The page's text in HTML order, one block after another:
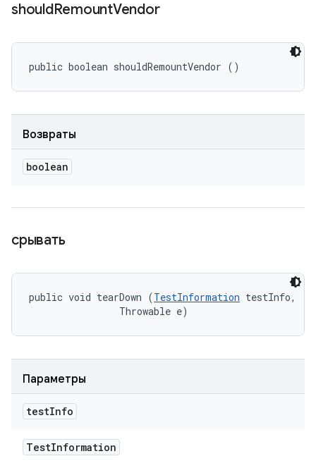
shouldRemountVendor
public boolean shouldRemountVendor ()
Возвраты
boolean
срывать
public void tearDown (TestInformation testInfo,
                Throwable e)
Параметры
testInfo
TestInformation